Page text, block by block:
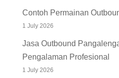
Contoh Permainan
1 July 2026
Jasa Outbound
Pengalaman Profesional
1 July 2026